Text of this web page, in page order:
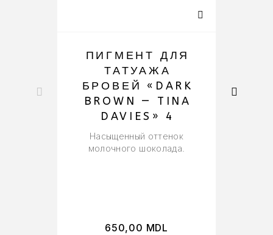
ПИГМЕНТ ДЛЯ
ТАТУАЖА
БРОВЕЙ «DARK
BROWN — TINA
DAVIES» 4
Насыщенный оттенок
молочного шоколада.
650,00 MDL